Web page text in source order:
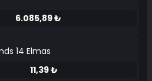
6.085,89 ₺
14 Elmas
11,39 ₺